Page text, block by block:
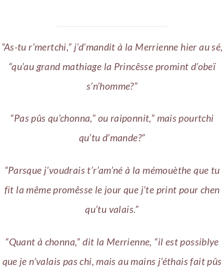
“As-tu r’mertchi,” j’d’mandit à la Merrienne hier au sé,
“qu’au grand mathiage la Princêsse promint d’obeï
s’n’homme?”
“Pas pûs qu’chonna,” ou raiponnit,” mais pourtchi
qu’tu d’mande?”
“Parsque j’voudrais t’r’am’né à la mémouèthe que tu
fit la même promêsse le jour que j’te print pour chen
qu’tu valais.”
“Quant à chonna,” dit la Merrienne, “il est possiblye
que je n’valais pas chi, mais au mains j’éthais fait pûs